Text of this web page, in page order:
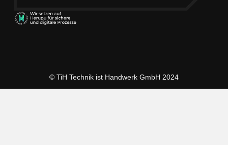
© TiH Technik ist Handwerk GmbH 2024